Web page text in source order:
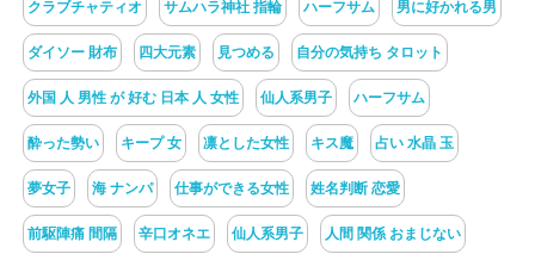
クラブチャティオ サムハラ神社 指輪 ハーフサム 男に好かれる男
ダイソー 財布 四大元素 見つめる 自分の気持ち タロット
外国 人 男性 が 好む 日本 人 女性 仙人系男子 ハーフサム
酔った勢い キープ 女 凛とした女性 キス魔 占い 水晶 玉
夢女子 海 ナンパ 仕事ができる女性 姓名判断 恋愛
前駆陣痛 間隔 辛口オネエ 仙人系男子 人間 関係 おまじない